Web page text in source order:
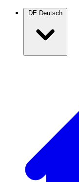
DE Deutsch